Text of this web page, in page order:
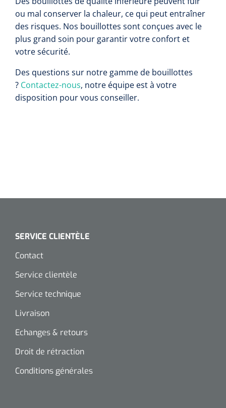
Tests lactate/cholestérol
Tests INR
Réactifs
Sérologie
Fonction pulmonaire
Wearables
Alcoomètre
Tapis d'exercice
Ballons d'exercice
Les Passerels et escaliers
Equilibre & coordination
Toilette intime
Désinfection des mains
Douche et bain
Accessoires mortuaires
Autoclaves
Nettoyants pour instruments
Bandes velpeau
Pansements auto-adhésifs
Bandages tubulaires
Bandes élastiques de fixation
Champs stériles
Produits pour le traitement des plaies chroniques
Hydrocolloïdes
Pansement en mousse
ou mal conserver la chaleur, ce qui peut entraîner
des risques. Nos bouillottes sont conçues avec le
plus grand soin pour garantir votre confort et
votre sécurité.
Des questions sur notre gamme de bouillottes
? Contactez-nous, notre équipe est à votre
disposition pour vous conseiller.
SERVICE CLIENTÈLE
Contact
Service clientèle
Service technique
Livraison
Echanges & retours
Droit de rétraction
Conditions générales